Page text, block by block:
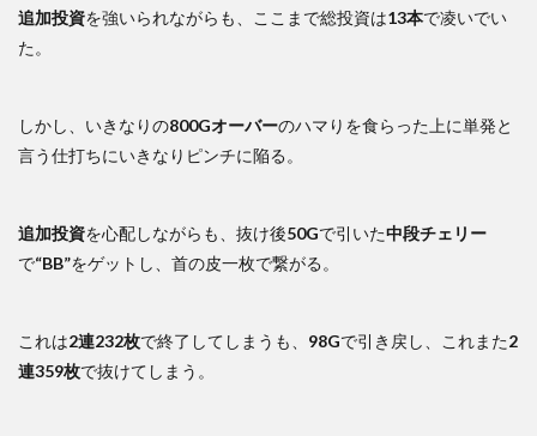
追加投資を強いられながらも、ここまで総投資は13本で凌いでい
た。
しかし、いきなりの800Gオーバーのハマりを食らった上に単発と
言う仕打ちにいきなりピンチに陥る。
追加投資を心配しながらも、抜け後50Gで引いた中段チェリー
で“BB”をゲットし、首の皮一枚で繋がる。
これは2連232枚で終了してしまうも、 98Gで引き戻し、これまた2
連359枚で抜けてしまう。